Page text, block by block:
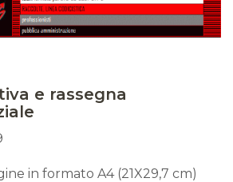
e rassegna
in formato A4 (21X29,7 cm)